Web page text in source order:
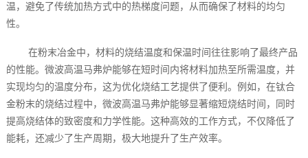
温，避免了传统加热方式中的热梯度问题，从而确保了材料的均匀
性。
在粉末冶金中，材料的烧结温度和保温时间往往影响了最终产品
的性能。微波高温马弗炉能够在短时间内将材料加热至所需温度，并
实现均匀的温度分布，这为优化烧结工艺提供了便利。例如，在钛合
金粉末的烧结过程中，微波高温马弗炉能够显著缩短烧结时间，同时
提高烧结体的致密度和力学性能。这种高效的工作方式，不仅降低了
能耗，还减少了生产周期，极大地提升了生产效率。